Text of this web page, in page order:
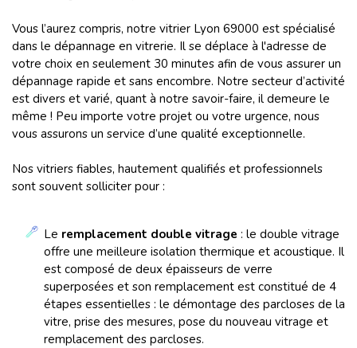
Vous l’aurez compris, notre vitrier Lyon 69000 est spécialisé
dans le dépannage en vitrerie. Il se déplace à l'adresse de
votre choix en seulement 30 minutes afin de vous assurer un
dépannage rapide et sans encombre. Notre secteur d’activité
est divers et varié, quant à notre savoir-faire, il demeure le
même ! Peu importe votre projet ou votre urgence, nous
vous assurons un service d’une qualité exceptionnelle.
Nos vitriers fiables, hautement qualifiés et professionnels
sont souvent solliciter pour :
Le remplacement double vitrage : le double vitrage
offre une meilleure isolation thermique et acoustique. Il
est composé de deux épaisseurs de verre
superposées et son remplacement est constitué de 4
étapes essentielles : le démontage des parcloses de la
vitre, prise des mesures, pose du nouveau vitrage et
remplacement des parcloses.